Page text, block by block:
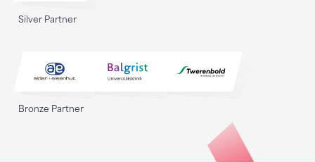
Silver Partner
Bronze Partner